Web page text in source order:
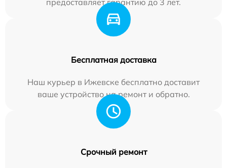
Бесплатная доставка
Наш курьер в Ижевске бесплатно доставит
ваше устройство на ремонт и обратно.
Срочный ремонт